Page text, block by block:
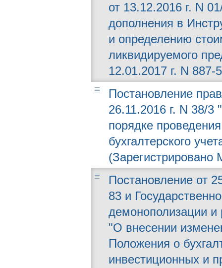
от 13.12.2016 г. N
дополнения в
и определению
ликвидируемого
12.01.2017 г. N 887-
Постановление
26.11.2016 г. N 38/
порядке
бухгалтерского
Постановление от
83 и
демонополизации и
"О внесении
Положения о
инвестиционных и